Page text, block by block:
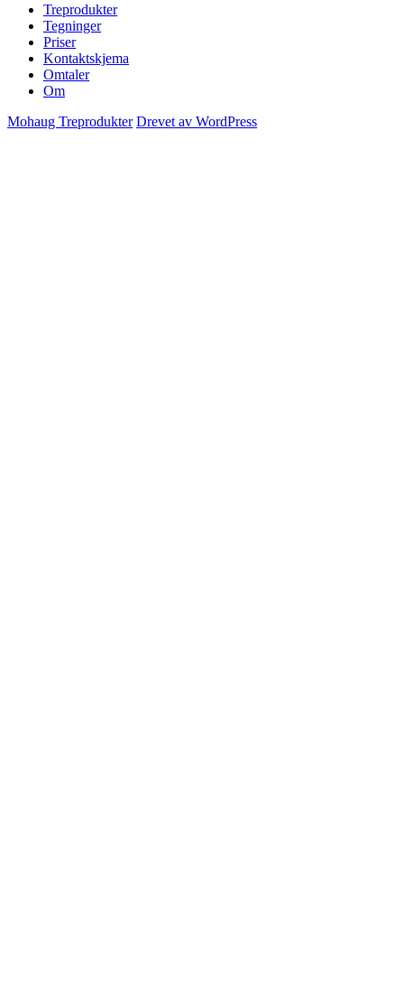
Treprodukter
Tegninger
Priser
Kontaktskjema
Omtaler
Om
Mohaug Treprodukter Drevet av WordPress